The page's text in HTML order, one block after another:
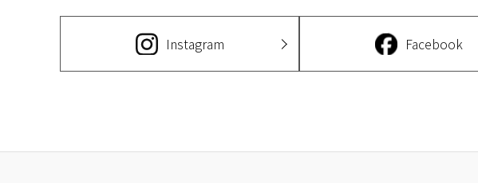
Instagram Facebook